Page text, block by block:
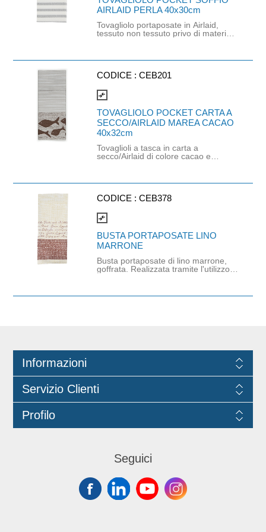
Dimensioni: 40cm x 32cm.
AIRLAID PERLA 40x30cm
Tovagliolo portaposate in Airlaid,
tessuto non tessuto privo di materie
l'aria. Questo tipo di tovagliolo è
portaposate ed è una soluzione
si adatta bene a tutti i tipi di arredo
tavola. La carta a secco è prodotta
da polpa di cellulosa di altissima
qualità. Dimensioni: 40cm x 30cm.
CODICE :CEB201
compare_arrows
TOVAGLIOLO POCKET CARTA A
SECCO/AIRLAID MAREA CACAO
40x32cm
Tovaglioli a tasca in carta a
secco/Airlaid di colore cacao e
alimentare. Dimensioni tasca: 40cm x
32cm.
CODICE :CEB378
compare_arrows
BUSTA PORTAPOSATE LINO
MARRONE
Busta portaposate di lino marrone,
goffrata. Realizzata tramite l'utilizzo
alimentare in base alle normative
Informazioni
Servizio Clienti
Profilo
Seguici